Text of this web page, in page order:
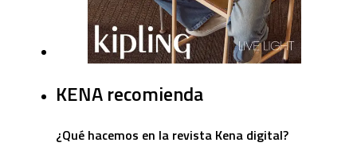
KENA recomienda
¿Qué hacemos en la revista Kena digital?